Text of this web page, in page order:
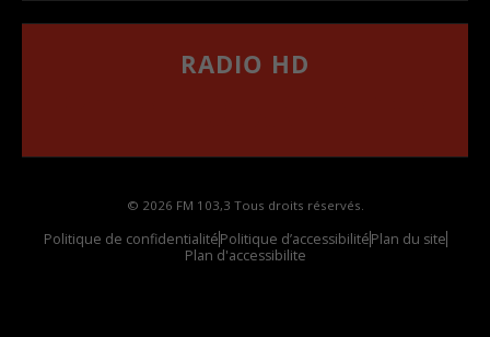
RADIO HD
© 2026 FM 103,3 Tous droits réservés.
Politique de confidentialitéPolitique d’accessibilitéPlan du site
Plan d'accessibilite